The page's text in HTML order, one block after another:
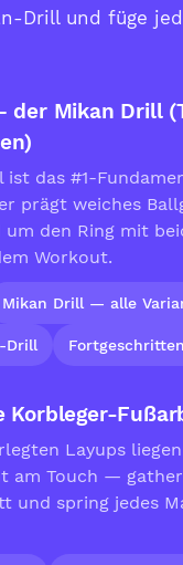
Drill und füge
der Mikan Drill
ist das #1-
prägt weiches
den Ring mit
Workout.
Mikan Drill — alle
Drill
Korbleger-
Layups
am Touch —
und spring jedes